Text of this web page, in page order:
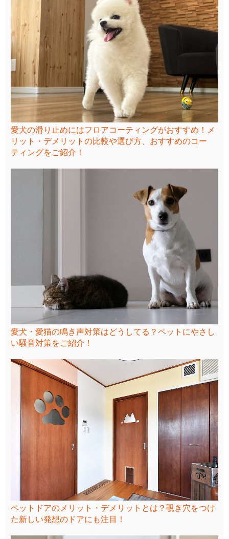
愛犬の滑り止めにはフロアコーティングがおすすめ！メ
リット・デメリットの比較や選び方、おすすめのコー
ティングをご紹介！
愛犬・愛猫の鳴き声対策はどうしてる？ペットにやさし
い騒音対策をご紹介！
ペットドアのメリット・デメリットとは？覗き穴をつけ
た新しい発想のドアにも注目！